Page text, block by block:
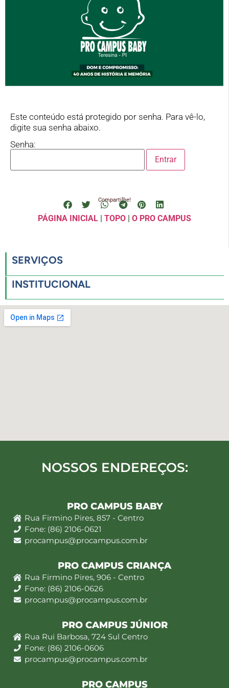
Este conteúdo está protegido por senha. Para vê-lo,
digite sua senha abaixo.
Senha:
Compartilhe!
PÁGINA INICIAL| TOPO| O PRO CAMPUS
SERVIÇOS
INSTITUCIONAL
NOSSOS ENDEREÇOS:
PRO CAMPUS BABY
Rua Firmino Pires, 857 - Centro
Fone: (86) 2106-0621
procampus@procampus.com.br
PRO CAMPUS CRIANÇA
Rua Firmino Pires, 906 - Centro
Fone: (86) 2106-0626
procampus@procampus.com.br
PRO CAMPUS JÚNIOR
Rua Rui Barbosa, 724 Sul Centro
Fone: (86) 2106-0606
procampus@procampus.com.br
PRO CAMPUS